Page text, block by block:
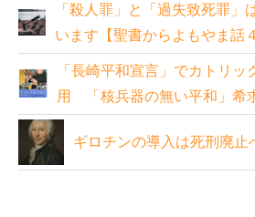
「殺人罪」と「過失致死罪」
います【聖書からよもやま話
「長崎平和宣言」でカトリッ
用 「核兵器の無い平和」希
ギロチンの導入は死刑廃止